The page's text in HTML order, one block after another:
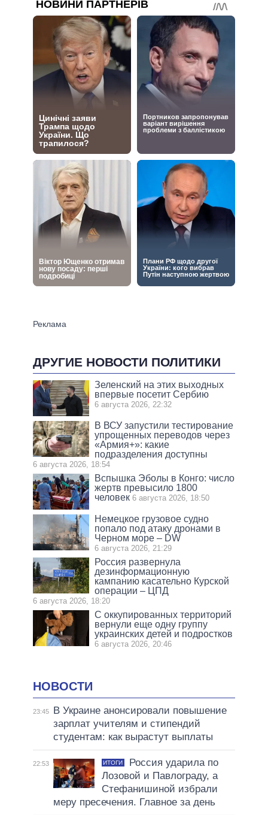
ДРУГИЕ НОВОСТИ ПОЛИТИКИ
Зеленский на этих выходных
впервые посетит Сербию
6 августа 2026, 22:32
В ВСУ запустили тестирование
упрощенных переводов через
«Армия+»: какие
подразделения доступны
6 августа 2026, 18:54
Вспышка Эболы в Конго: число
жертв превысило 1800
человек 6 августа 2026, 18:50
Немецкое грузовое судно
попало под атаку дронами в
Черном море – DW
6 августа 2026, 21:29
Россия развернула
дезинформационную
кампанию касательно Курской
операции – ЦПД
6 августа 2026, 18:20
С оккупированных территорий
вернули еще одну группу
украинских детей и подростков
6 августа 2026, 20:46
НОВОСТИ
23:45
В Украине анонсировали повышение
зарплат учителям и стипендий
студентам: как вырастут выплаты
22:53 ИТОГИ
Россия ударила по
Лозовой и Павлограду, а
Стефанишиной избрали
меру пресечения. Главное за день